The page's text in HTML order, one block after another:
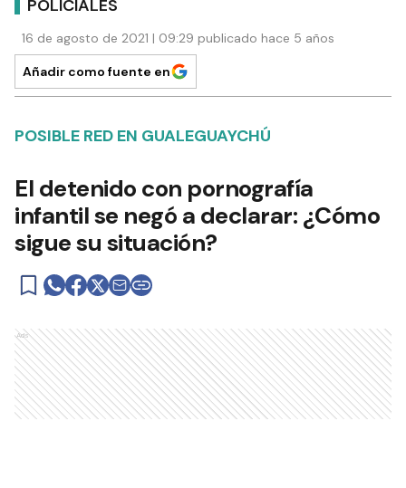
POLICIALES
16 de agosto de 2021 | 09:29 publicado hace 5 años
Añadir como fuente en
POSIBLE RED EN GUALEGUAYCHÚ
El detenido con pornografía
infantil se negó a declarar: ¿Cómo
sigue su situación?
Ads